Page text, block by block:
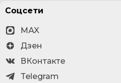
Соцсети
MAX
Дзен
ВКонтакте
Telegram